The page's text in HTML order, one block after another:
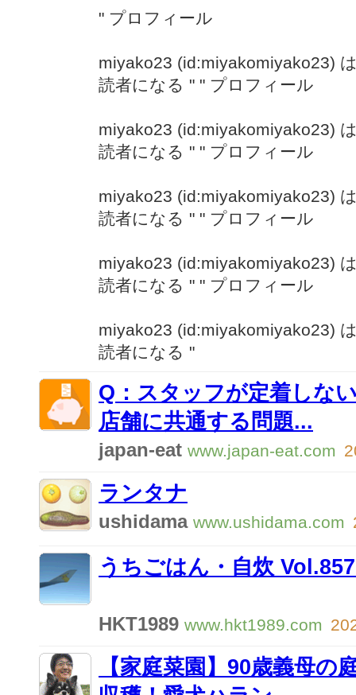
" プロフィール
miyako23 (id:miyakomiyako23)
読者になる " " プロフィール
miyako23 (id:miyakomiyako23)
読者になる " " プロフィール
miyako23 (id:miyakomiyako23)
読者になる " " プロフィール
miyako23 (id:miyakomiyako23)
読者になる " " プロフィール
miyako23 (id:miyakomiyako23)
読者になる "
Q：スタッフが定着しな
店舗に共通する問題...
japan-eat www.japan-eat.com
ランタナ
ushidama www.ushidama.com
うちごはん・自炊
HKT1989 www.hkt1989.com
【家庭菜園】90歳義母の